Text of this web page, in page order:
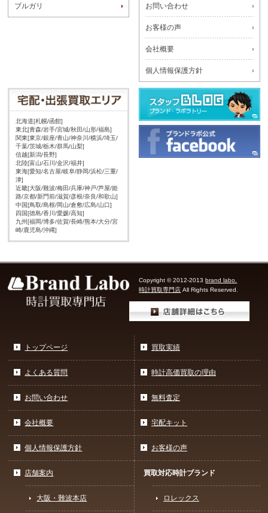
ブルガリ お問い合わせ
お客様の声
会社概要
個人情報保護方針
北海道[札幌/函館]
東北[青森/岩手/宮城/秋田/山形/福島]
関東[東京/銀座/青山/神奈川/横浜/埼玉/
千葉/茨城/栃木/群馬/山梨]
信越[新潟/長野]
北陸[富山/石川/金沢/福井]
東海[愛知/名古屋/岐阜/静岡/浜松/三重/
津]
近畿[大阪/難波/梅田/兵庫/神戸/芦屋/姫
路/京都/新門前/滋賀/彦根/奈良/和歌山]
中国[鳥取/島根/岡山/倉敷/広島/山口]
四国[徳島/香川/愛媛/高知]
九州[福岡/博多/佐賀/長崎/熊本/大分/宮
崎/鹿児島/沖縄]
Copyright © 2012-2013brand labo.
時計買取専門店 All Rights Reserved.
トップページ
よくある質問
お問い合わせ
会社概要
個人情報保護方針
買取実績
時計高価買取の理由
無料査定
宅配キット
お客様の声
店舗案内
大阪・難波本店
買取対応時計ブランド
ロレックス